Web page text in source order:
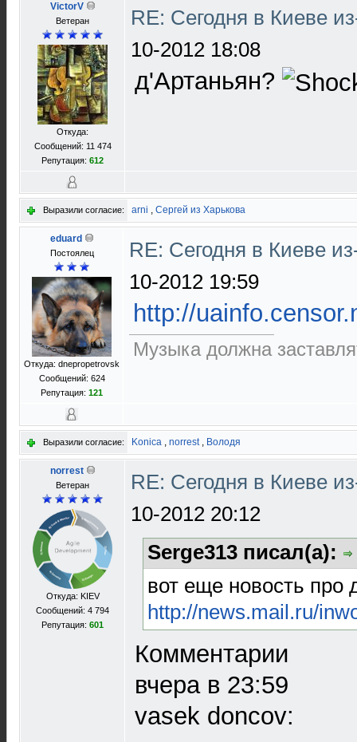
VictorV
Ветеран
Откуда:
Сообщений: 11 474
Репутация: 612
RE: Сегодня в Киеве
10-2012 18:08
д'Артаньян?
Выразили согласие: arni , Сергей из Харькова
eduard
Постоялец
Откуда: dnepropetrovsk
Сообщений: 624
Репутация: 121
RE: Сегодня в Киеве
10-2012 19:59
http://
Музыка должна
Выразили согласие: Konica , norrest, Володя
norrest
Ветеран
Откуда: KIEV
Сообщений: 4 794
Репутация: 601
RE: Сегодня в Киеве
10-2012 20:12
Serge313 писал(а):
вот еще новость про
http://news.mail.ru/
Комментарии
вчера в 23:59
vasek doncov: